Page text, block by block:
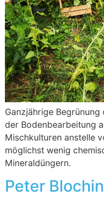
Ganzjährige
der Bodenbearbeitung
Mischkulturen anstelle
möglichst wenig
Mineraldüngern.
Peter